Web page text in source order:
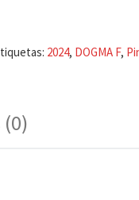
2024, DOGMA F,